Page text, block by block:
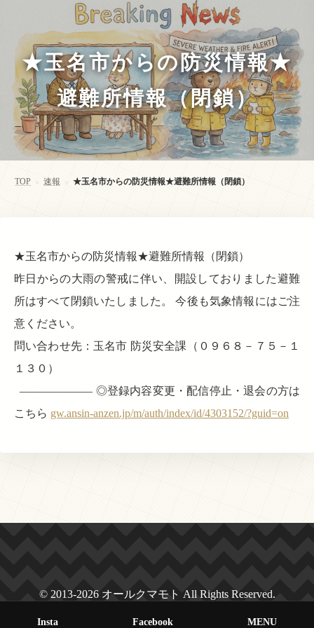
★玉名市からの防災情報★
避難所情報（閉鎖）
TOP > 速報 > ★玉名市からの防災情報★避難所情報（閉鎖）
★玉名市からの防災情報★避難所情報（閉鎖）
昨日からの大雨の警戒に伴い、開設しておりました避難
所はすべて閉鎖いたしました。 今後も気象情報にはご注
意ください。
問い合わせ先：玉名市 防災安全課（０９６８－７５－１
１３０）
——————– ◎登録内容変更・配信停止・退会の方は
こちら gw.ansin-anzen.jp/m/auth/index/id/4303152/?guid=on
© 2013-2026 オールクマモト All Rights Reserved.
Insta Facebook MENU